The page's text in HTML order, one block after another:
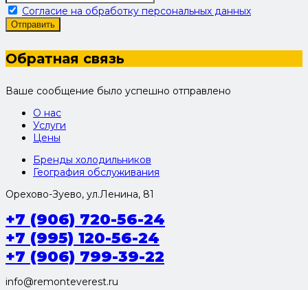
Согласие на обработку персональных данных
Отправить
Обратная связь
Ваше сообщение было успешно отправлено
О нас
Услуги
Цены
Бренды холодильников
География обслуживания
Орехово-Зуево, ул.Ленина, 81
+7 (906) 720-56-24
+7 (995) 120-56-24
+7 (906) 799-39-22
info@remonteverest.ru